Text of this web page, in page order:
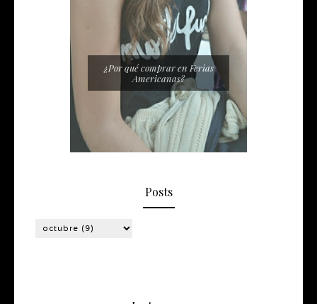
¿Por qué comprar en Ferias
Americanas?
Posts